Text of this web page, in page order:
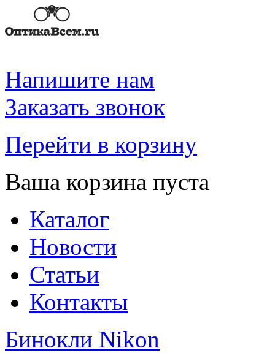
Напишите нам
Заказать звонок
Перейти в корзину
Ваша корзина пуста
Каталог
Новости
Статьи
Контакты
Бинокли Nikon